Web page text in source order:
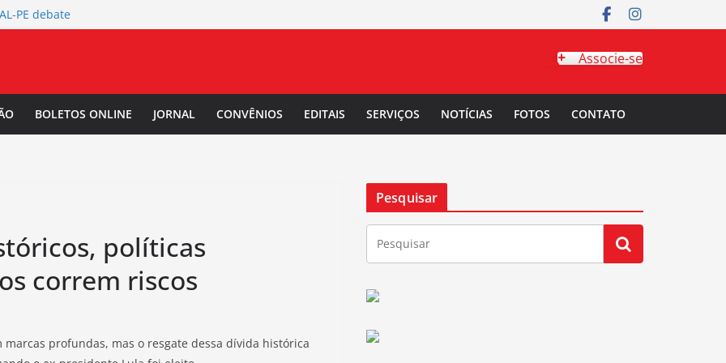
PE debate
Mulher Negra
da
Salarial
Associe-se
BOLETOS ONLINE JORNAL CONVÊNIOS EDITAIS SERVIÇOS NOTÍCIAS FOTOS CONTATO
políticas
correm riscos
profundas, mas o resgate dessa dívida histórica
Pesquisar